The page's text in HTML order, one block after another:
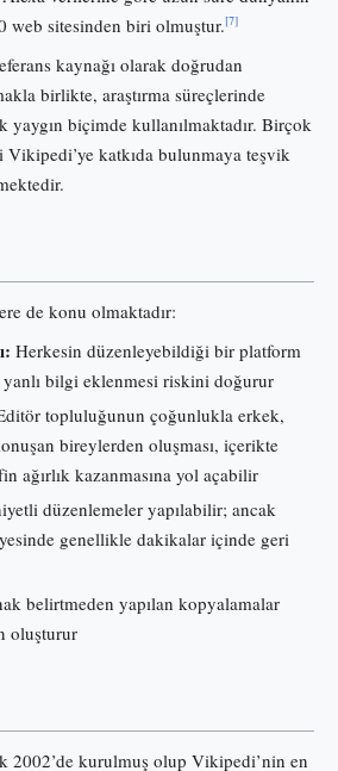
web sitesinden biri olmuştur.[7]
kaynağı olarak doğrudan
birlikte, araştırma süreçlerinde
yaygın biçimde kullanılmaktadır. Birçok
katkıda bulunmaya teşvik
de konu olmaktadır:
Herkesin düzenleyebildiği bir platform
yanlı bilgi eklenmesi riskini doğurur
topluluğunun çoğunlukla erkek,
bireylerden oluşması, içerikte
ağırlık kazanmasına yol açabilir
düzenlemeler yapılabilir; ancak
genellikle dakikalar içinde geri
belirtmeden yapılan kopyalamalar
oluşturur
2002’de kurulmuş olup Vikipedi’nin en